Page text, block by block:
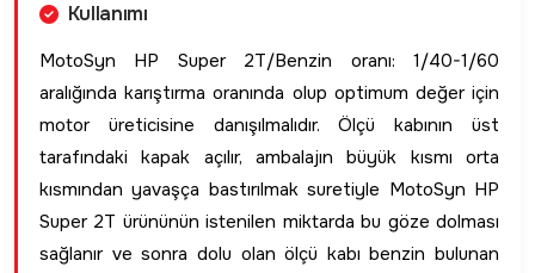
Kullanımı
MotoSyn HP Super 2T/Benzin oranı: 1/40-1/60
aralığında karıştırma oranında olup optimum değer için
motor üreticisine danışılmalıdır. Ölçü kabının üst
tarafındaki kapak açılır, ambalajın büyük kısmı orta
kısmından yavaşça bastırılmak suretiyle MotoSyn HP
Super 2T ürününün istenilen miktarda bu göze dolması
sağlanır ve sonra dolu olan ölçü kabı benzin bulunan